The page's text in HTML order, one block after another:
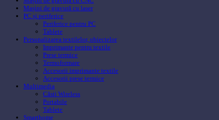
Mașini de gravură cu laser
PC și periferice
Periferice pentru PC
Tablete
Personalizarea textilelor, obiectelor
Imprimante pentru textile
Prese termice
Termoformare
Accesorii imprimante textile
Accesorii prese termice
Multimedia
Căsti Wireless
Portabile
Tablete
Smarthome